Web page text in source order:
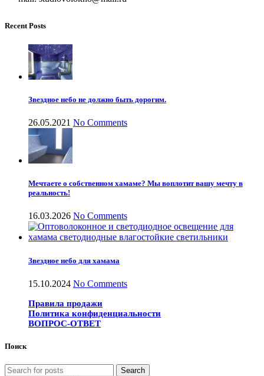
Recent Posts
Звездное небо не должно быть дорогим.
26.05.2021 No Comments
Мечтаете о собственном хамаме? Мы воплотит вашу мечту в
реальность!
16.03.2026 No Comments
Звездное небо для хамама
15.10.2024 No Comments
Правила продажи
Политика конфиденциальности
ВОПРОС-ОТВЕТ
Поиск
Search